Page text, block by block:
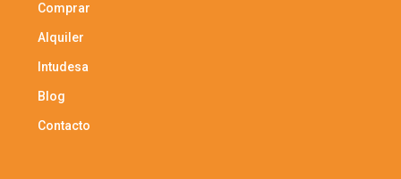
Comprar
Alquiler
Intudesa
Blog
Contacto